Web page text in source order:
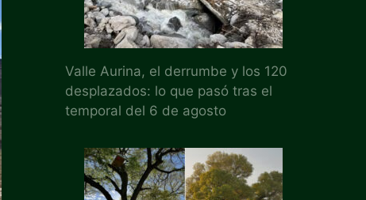
Valle Aurina, el derrumbe y los 120
desplazados: lo que pasó tras el
temporal del 6 de agosto